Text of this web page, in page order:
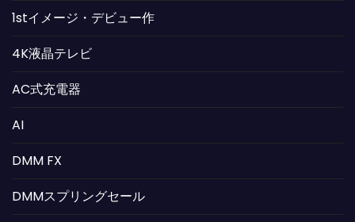
1stイメージ・デビュー作
4K液晶テレビ
AC式充電器
AI
DMM FX
DMMスプリングセール